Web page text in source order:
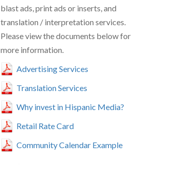
blast ads, print ads or inserts, and
translation / interpretation services.
Please view the documents below for
more information.
Advertising Services
Translation Services
Why invest in Hispanic Media?
Retail Rate Card
Community Calendar Example